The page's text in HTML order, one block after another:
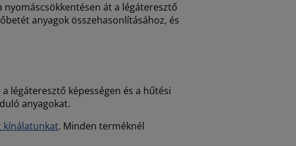
át a légáteresztő
anyagok összehasonlításához, és
légáteresztő képességen és a hűtési
anyagokat.
kínálatunkat. Minden terméknél